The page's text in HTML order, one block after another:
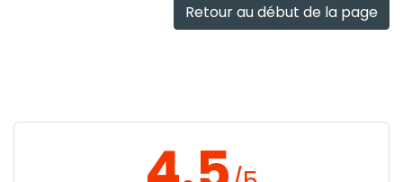
Retour au début de la page